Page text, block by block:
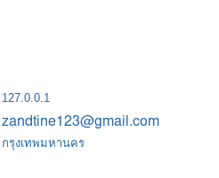
127.0.0.1
กรุงเทพมหานคร